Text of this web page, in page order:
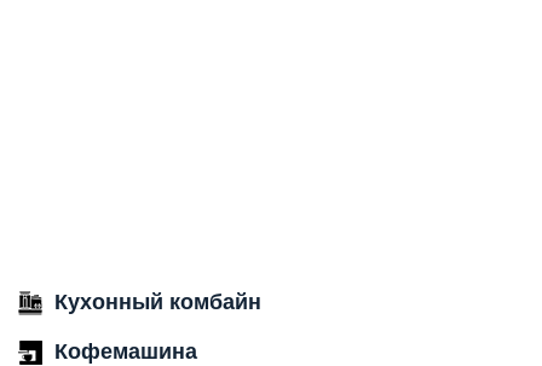
Кухонный комбайн
Кофемашина